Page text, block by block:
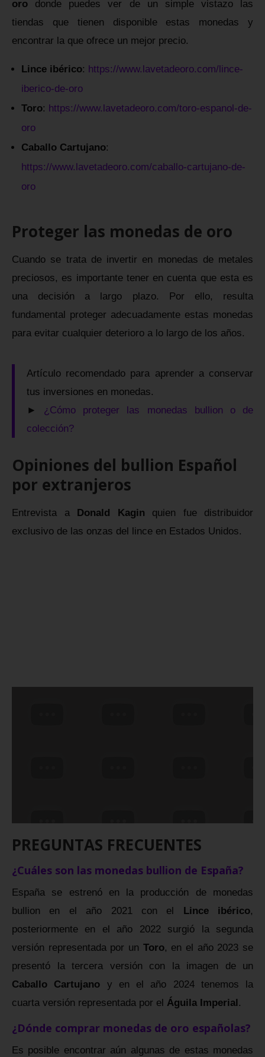
oro donde puedes ver de un simple vistazo las
tiendas que tienen disponible estas monedas y
encontrar la que ofrece un mejor precio.
Lince ibérico: https://www.lavetadeoro.com/lince-
iberico-de-oro
Toro: https://www.lavetadeoro.com/toro-espanol-de-
oro
Caballo Cartujano:
https://www.lavetadeoro.com/caballo-cartujano-de-
oro
Proteger las monedas de oro
Cuando se trata de invertir en monedas de metales
preciosos, es importante tener en cuenta que esta es
una decisión a largo plazo. Por ello, resulta
fundamental proteger adecuadamente estas monedas
para evitar cualquier deterioro a lo largo de los años.
Artículo recomendado para aprender a conservar
tus inversiones en monedas.
► ¿Cómo proteger las monedas bullion o de
colección?
Opiniones del bullion Español
por extranjeros
Entrevista a Donald Kagin quien fue distribuidor
exclusivo de las onzas del lince en Estados Unidos.
PREGUNTAS FRECUENTES
¿Cuáles son las monedas bullion de España?
España se estrenó en la producción de monedas
bullion en el año 2021 con el Lince ibérico,
posteriormente en el año 2022 surgió la segunda
versión representada por un Toro, en el año 2023 se
presentó la tercera versión con la imagen de un
Caballo Cartujano y en el año 2024 tenemos la
cuarta versión representada por el Águila Imperial.
¿Dónde comprar monedas de oro españolas?
Es posible encontrar aún algunas de estas monedas